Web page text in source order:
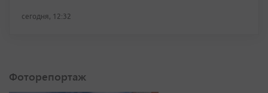
сегодня, 12:32
Фоторепортаж